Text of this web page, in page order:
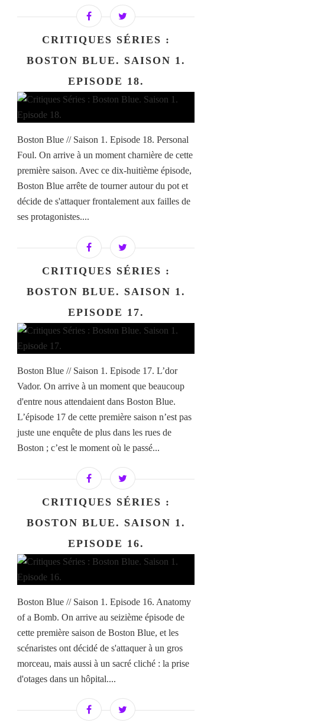
CRITIQUES SÉRIES :
BOSTON BLUE. SAISON 1.
EPISODE 18.
Boston Blue // Saison 1. Episode 18. Personal
Foul. On arrive à un moment charnière de cette
première saison. Avec ce dix-huitième épisode,
Boston Blue arrête de tourner autour du pot et
décide de s'attaquer frontalement aux failles de
ses protagonistes....
CRITIQUES SÉRIES :
BOSTON BLUE. SAISON 1.
EPISODE 17.
Boston Blue // Saison 1. Episode 17. L’dor
Vador. On arrive à un moment que beaucoup
d'entre nous attendaient dans Boston Blue.
L’épisode 17 de cette première saison n’est pas
juste une enquête de plus dans les rues de
Boston ; c’est le moment où le passé...
CRITIQUES SÉRIES :
BOSTON BLUE. SAISON 1.
EPISODE 16.
Boston Blue // Saison 1. Episode 16. Anatomy
of a Bomb. On arrive au seizième épisode de
cette première saison de Boston Blue, et les
scénaristes ont décidé de s'attaquer à un gros
morceau, mais aussi à un sacré cliché : la prise
d'otages dans un hôpital....